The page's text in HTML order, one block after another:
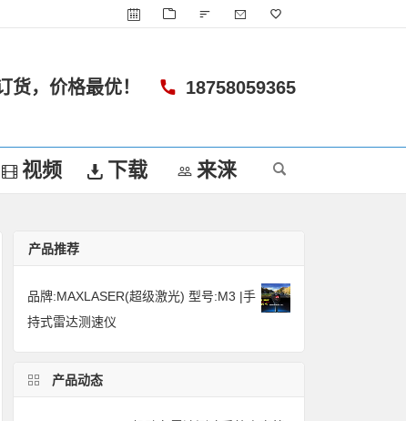
18758059365
货，价格最优！
视频 下载 来涞
产品推荐
品牌:MAXLASER(超级激光) 型号:M3 |手
持式雷达测速仪
产品动态